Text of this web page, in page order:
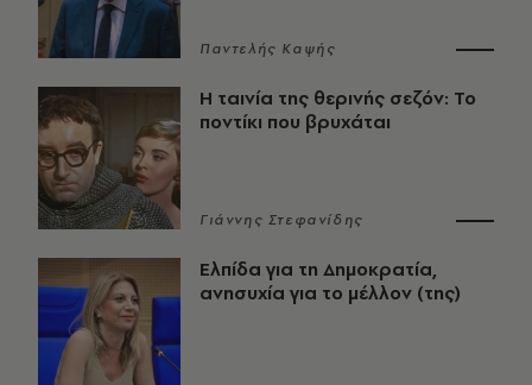
Παντελής Καψής
Η ταινία της θερινής σεζόν: Το
ποντίκι που βρυχάται
Γιάννης Στεφανίδης
Ελπίδα για τη Δημοκρατία,
ανησυχία για το μέλλον (της)